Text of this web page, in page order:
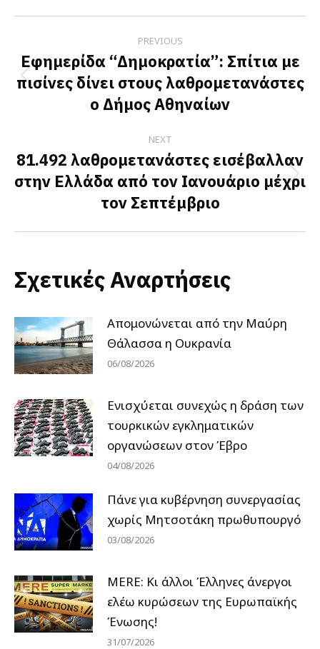
Facebook
X
LinkedIn
navigation
PREVIOUS
Previous
post:
Εφημερίδα “Δημοκρατία”: Σπίτια με
πισίνες δίνει στους λαθρομετανάστες
ο Δήμος Αθηναίων
NEXT
Next
post:
81.492 λαθρομετανάστες εισέβαλλαν
στην Ελλάδα από τον Ιανουάριο μέχρι
τον Σεπτέμβριο
Σχετικές Αναρτήσεις
Απομονώνεται από την Μαύρη
Θάλασσα η Ουκρανία
06/08/2026
Ενισχύεται συνεχώς η δράση των
τουρκικών εγκληματικών
οργανώσεων στον Έβρο
04/08/2026
Πάνε για κυβέρνηση συνεργασίας
χωρίς Μητσοτάκη πρωθυπουργό
03/08/2026
MERE: Κι άλλοι Έλληνες άνεργοι
ελέω κυρώσεων της Ευρωπαϊκής
Ένωσης!
31/07/2026